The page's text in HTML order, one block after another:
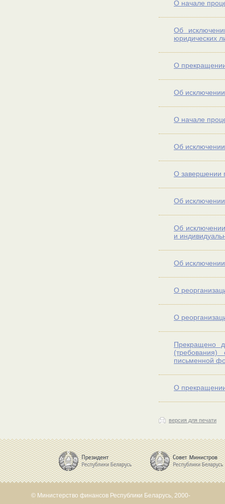
О начале
Об
юридических
О
Об исключении
О начале
Об
О завершении
Об
Об
и
Об
О
О
Прекращено
письменной
О
версия для печати
© Министерство финансов Республики Беларусь, 2000-